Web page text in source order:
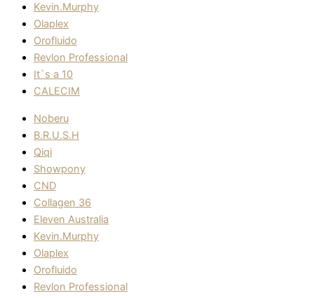
Kevin.Murphy
Olaplex
Orofluido
Revlon Professional
It`s a 10
CALECIM
Noberu
B.R.U.S.H
Qiqi
Showpony
CND
Collagen 36
Eleven Australia
Kevin.Murphy
Olaplex
Orofluido
Revlon Professional